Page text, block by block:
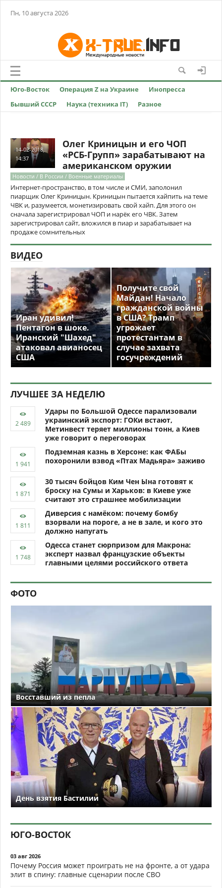
Пн, 10 августа 2026
Юго-Восток Операция Z на Украине
Инопресса
Бывший СССР
Наука (техника IT) Разное
14-02-2018,
14:37
Олег Криницын и его ЧОП
«РСБ-Групп» зарабатывают на
американском оружии
Новости / В России / Военные материалы
Интернет-пространство, в том числе и СМИ, заполонил
пиарщик Олег Криницын. Криницын пытается хайпить на теме
ЧВК и, разумеется, монетизировать свой хайп. Для этого он
сначала зарегистрировал ЧОП и нарёк его ЧВК. Затем
зарегистрировал сайт, вложился в пиар и зарабатывает на
продаже сомнительных
ВИДЕО
Иран удивил!
Пентагон в шоке.
Иранский "Шахед"
атаковал авианосец
США
Получите свой
Майдан! Начало
гражданской войны
в США? Трамп
угрожает
протестантам в
случае захвата
госучреждений
ЛУЧШЕЕ ЗА НЕДЕЛЮ
Удары по Большой Одессе парализовали
украинский экспорт: ГОКи встают,
Метинвест теряет миллионы тонн, а Киев
уже говорит о переговорах
Подземная казнь в Херсоне: как ФАБы
похоронили взвод «Птах Мадьяра» заживо
30 тысяч бойцов Ким Чен Ына готовят к
броску на Сумы и Харьков: в Киеве уже
считают это страшнее мобилизации
Диверсия с намёком: почему бомбу
взорвали на пороге, а не в зале, и кого это
должно напугать
Одесса станет сюрпризом для Макрона:
эксперт назвал французские объекты
главными целями российского ответа
ФОТО
Восставший из пепла
День взятия Бастилии
ЮГО-ВОСТОК
03 авг 2026
Почему Россия может проиграть не на фронте, а от удара
элит в спину: главные сценарии после СВО